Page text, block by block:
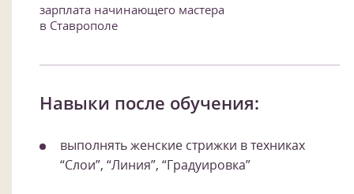
зарплата начинающего мастера
в Ставрополе
Навыки после обучения:
выполнять женские стрижки в техниках
“Слои”, “Линия”, “Градуировка”